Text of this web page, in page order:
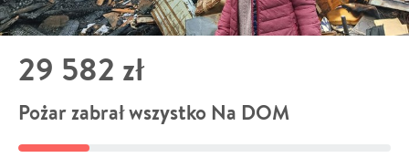
29 582 zł
Pożar zabrał wszystko Na DOM